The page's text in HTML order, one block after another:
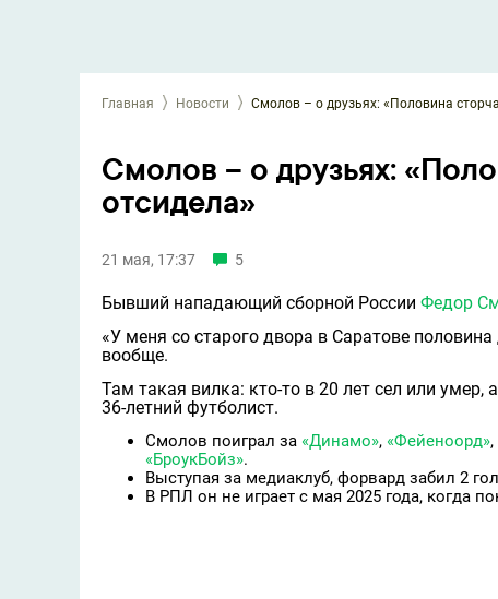
Главная Новости Смолов – о друзьях: «Половина
Смолов – о друзьях:
отсидела»
21 мая, 17:37 5
Бывший нападающий сборной России Федор
«У меня со старого двора в Саратове
вообще.
Там такая вилка: кто-то в 20 лет сел или умер,
36-летний футболист.
Смолов поиграл за «Динамо», «Фейеноорд»,
«БроукБойз».
Выступая за медиаклуб, форвард забил 2
В РПЛ он не играет с мая 2025 года, когда